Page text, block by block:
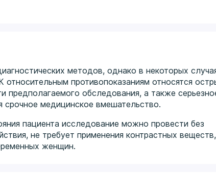
методов, однако в некоторых
противопоказаниям относятся
предполагаемого обследования, а также
срочное медицинское вмешательство.
пациента исследование можно провести без
не требует применения контрастных веществ,
женщин.